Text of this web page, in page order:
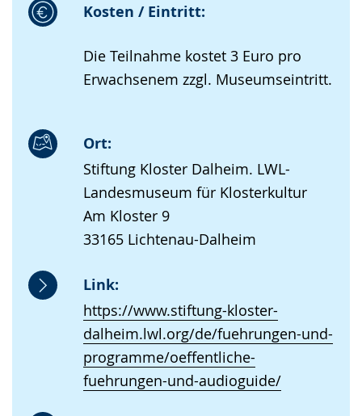
Kosten / Eintritt:
Die Teilnahme kostet 3 Euro pro
Erwachsenem zzgl. Museumseintritt.
Ort:
Stiftung Kloster Dalheim. LWL-
Landesmuseum für Klosterkultur
Am Kloster 9
33165 Lichtenau-Dalheim
Link:
https://www.stiftung-kloster-
dalheim.lwl.org/de/fuehrungen-und-
programme/oeffentliche-
fuehrungen-und-audioguide/